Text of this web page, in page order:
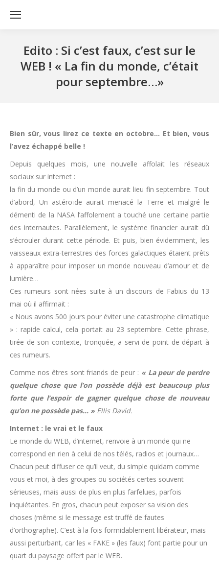
Edito : Si c’est faux, c’est sur le
WEB ! « La fin du monde, c’était
pour septembre…»
Bien sûr, vous lirez ce texte en octobre… Et bien, vous
l’avez échappé belle !
Depuis quelques mois, une nouvelle affolait les réseaux
sociaux sur internet :
la fin du monde ou d’un monde aurait lieu fin septembre. Tout
d’abord, Un astéroïde aurait menacé la Terre et malgré le
démenti de la NASA l’affolement a touché une certaine partie
des internautes. Parallèlement, le système financier aurait dû
s’écrouler durant cette période. Et puis, bien évidemment, les
vaisseaux extra-terrestres des forces galactiques étaient prêts
à apparaître pour imposer un monde nouveau d’amour et de
lumière…
Ces rumeurs sont nées suite à un discours de Fabius du 13
mai où il affirmait :
« Nous avons 500 jours pour éviter une catastrophe climatique
» : rapide calcul, cela portait au 23 septembre. Cette phrase,
tirée de son contexte, tronquée, a servi de point de départ à
ces rumeurs.
Comme nos êtres sont friands de peur : « La peur de perdre
quelque chose que l’on possède déjà est beaucoup plus
forte que l’espoir de gagner quelque chose de nouveau
qu’on ne possède pas… » Ellis David.
Internet : le vrai et le faux
Le monde du WEB, d’internet, renvoie à un monde qui ne
correspond en rien à celui de nos télés, radios et journaux…
Chacun peut diffuser ce qu’il veut, du simple quidam comme
vous et moi, à des groupes ou sociétés certes souvent
sérieuses, mais aussi de plus en plus farfelues, parfois
inquiétantes. En gros, chacun peut exposer sa vision des
choses (même si le message est truffé de fautes
d’orthographe). C’est à la fois formidablement libérateur, mais
aussi perturbant, car les « FAKE » (les faux) font partie pour un
quart du paysage offert par le WEB.